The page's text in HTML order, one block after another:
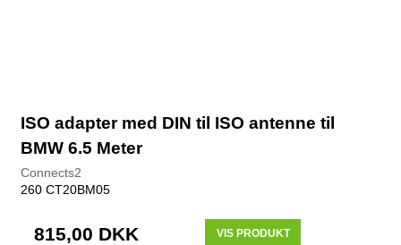
ISO adapter med DIN til ISO antenne til
BMW 6.5 Meter
Connects2
260 CT20BM05
815,00 DKK VIS PRODUKT